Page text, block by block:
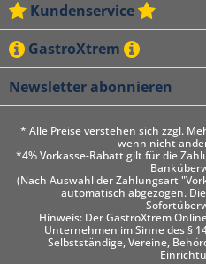
Kundenservice
GastroXtrem
Newsletter abonnieren
* Alle Preise verstehen sich zzgl.
wenn nicht
*4% Vorkasse-Rabatt gilt für die
(Nach Auswahl der Zahlungsart
automatisch abgezogen.
Hinweis: Der GastroXtrem
Unternehmen im Sinne des §
Selbstständige, Vereine,